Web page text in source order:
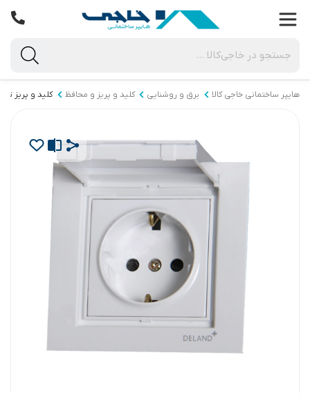
هایپر ساختمانی خاجی‌ کالا برق و روشنایی کلید و پریز و محافظ کلید و پریز